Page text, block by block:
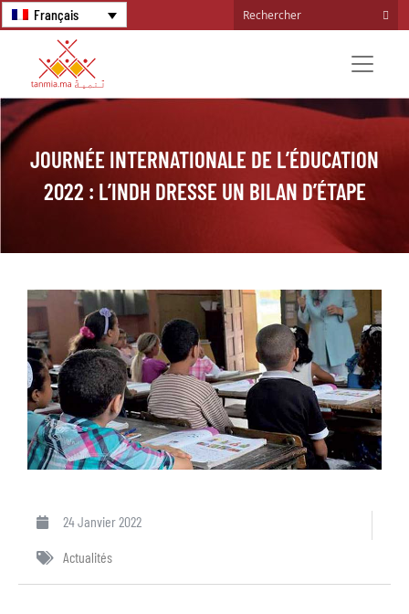
Français
JOURNÉE INTERNATIONALE DE L’ÉDUCATION
2022 : L’INDH DRESSE UN BILAN D’ÉTAPE
24 Janvier 2022
Actualités